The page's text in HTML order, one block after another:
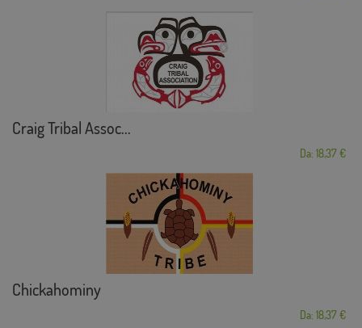
Craig Tribal Assoc...
Da: 18,37 €
Chickahominy
Da: 18,37 €